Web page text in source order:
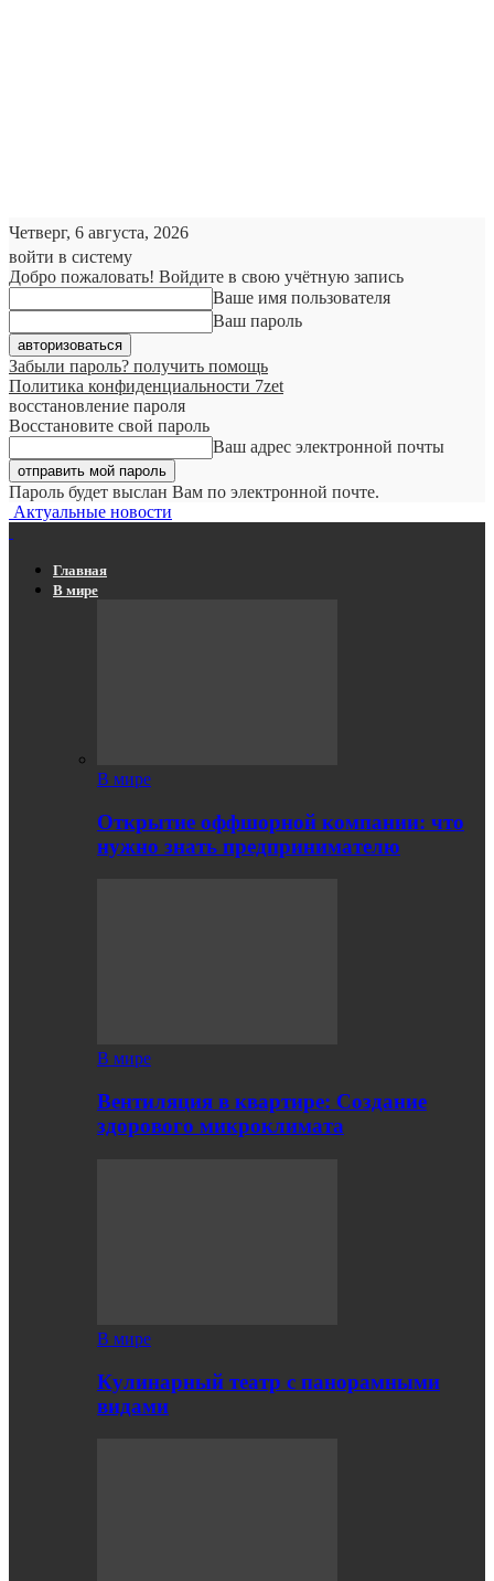
Четверг, 6 августа, 2026
войти в систему
Добро пожаловать! Войдите в свою учётную запись
Ваше имя пользователя
Ваш пароль
Забыли пароль? получить помощь
Политика конфиденциальности 7zet
восстановление пароля
Восстановите свой пароль
Ваш адрес электронной почты
Пароль будет выслан Вам по электронной почте.
Актуальные новости
Главная
В мире
В мире
Открытие оффшорной компании: что
нужно знать предпринимателю
В мире
Вентиляция в квартире: Создание
здорового микроклимата
В мире
Кулинарный театр с панорамными
видами